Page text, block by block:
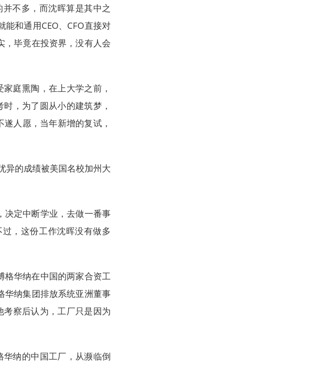
不多，而沈晖算是其中之
和通用CEO、CFO直接对
，毕竟在投资界，没有人会
庭熏陶，在上大学之前，
，为了圆从小的建筑梦，
人愿，当年新增的复试，
异的成绩被美国名校加州大
决定中断学业，去做一番事
，这份工作沈晖没有做多
华纳在中国的两家合资工
华纳集团排放系统亚洲董事
察后认为，工厂只是因为
纳的中国工厂，从濒临倒